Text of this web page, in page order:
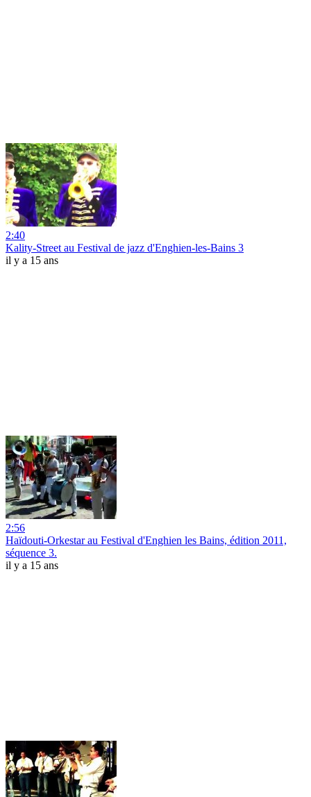
2:40
Kality-Street au Festival de jazz d'Enghien-les-Bains 3
il y a 15 ans
2:56
Haïdouti-Orkestar au Festival d'Enghien les Bains, édition 2011,
séquence 3.
il y a 15 ans